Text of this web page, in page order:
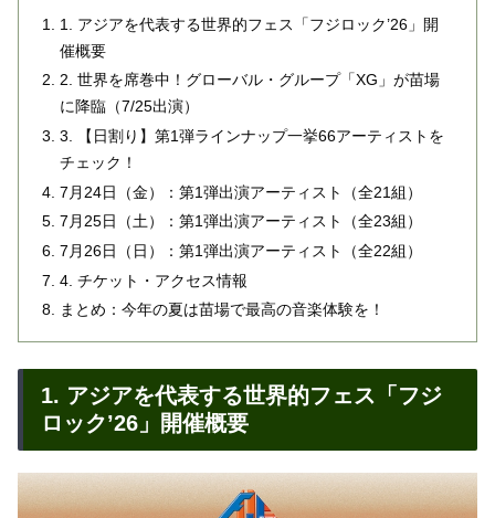
1. アジアを代表する世界的フェス「フジロック’26」開
催概要
2. 世界を席巻中！グローバル・グループ「XG」が苗場
に降臨（7/25出演）
3. 【日割り】第1弾ラインナップ一挙66アーティストを
チェック！
7月24日（金）：第1弾出演アーティスト（全21組）
7月25日（土）：第1弾出演アーティスト（全23組）
7月26日（日）：第1弾出演アーティスト（全22組）
4. チケット・アクセス情報
まとめ：今年の夏は苗場で最高の音楽体験を！
1. アジアを代表する世界的フェス「フジ
ロック’26」開催概要